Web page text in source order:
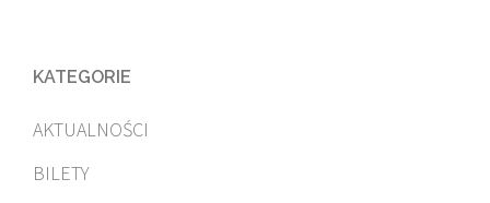
KATEGORIE
AKTUALNOŚCI
BILETY